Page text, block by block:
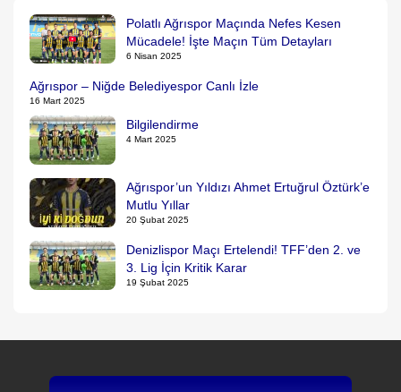
Polatlı Ağrıspor Maçında Nefes Kesen
Mücadele! İşte Maçın Tüm Detayları
6 Nisan 2025
Ağrıspor – Niğde Belediyespor Canlı İzle
16 Mart 2025
Bilgilendirme
4 Mart 2025
Ağrıspor’un Yıldızı Ahmet Ertuğrul Öztürk’e
Mutlu Yıllar
20 Şubat 2025
Denizlispor Maçı Ertelendi! TFF’den 2. ve
3. Lig İçin Kritik Karar
19 Şubat 2025